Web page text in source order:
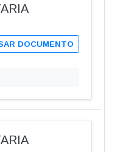
DOCUMENTO